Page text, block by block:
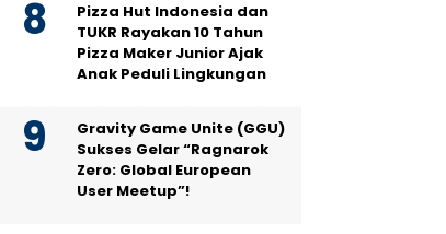
Pizza Hut Indonesia dan
TUKR Rayakan 10 Tahun
Pizza Maker Junior Ajak
Anak Peduli Lingkungan
Gravity Game Unite (GGU)
Sukses Gelar “Ragnarok
Zero: Global European
User Meetup”!